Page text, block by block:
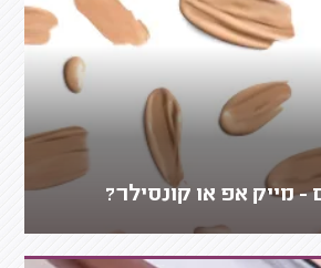
מייק אפ או קונסילר?